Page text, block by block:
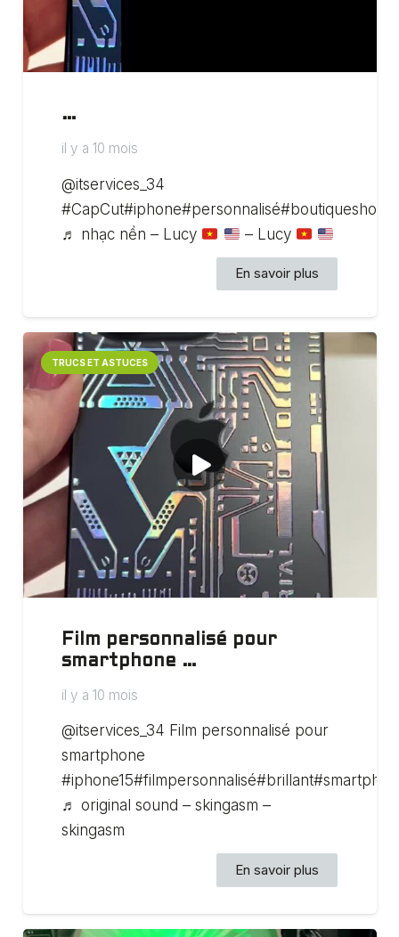
…
il y a 10 mois
@itservices_34
♬ nhạc nền – Lucy
– Lucy
En savoir plus
TRUCS ET ASTUCES
Film personnalisé pour
smartphone …
il y a 10 mois
@itservices_34 Film personnalisé pour
smartphone
♬ original sound – skingasm –
skingasm
En savoir plus